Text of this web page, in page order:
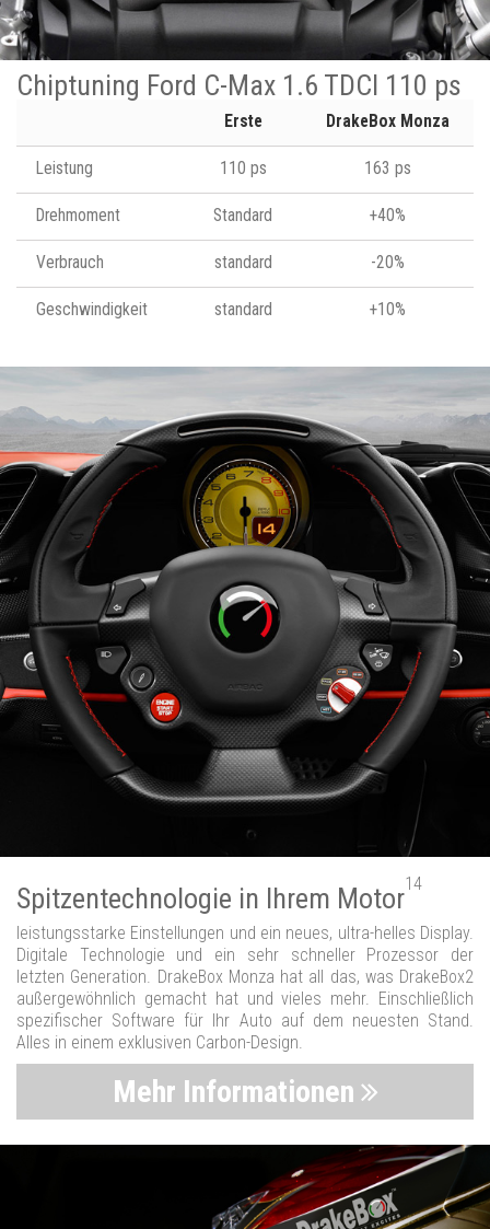
Chiptuning Ford C-Max 1.6 TDCI 110 ps
Erste DrakeBox Monza
Leistung 110 ps 163 ps
Drehmoment Standard +40%
Verbrauch standard -20%
Geschwindigkeit standard +10%
Spitzentechnologie in Ihrem Motor14
leistungsstarke Einstellungen und ein neues, ultra-helles Display.
Digitale Technologie und ein sehr schneller Prozessor der
letzten Generation. DrakeBox Monza hat all das, was DrakeBox2
außergewöhnlich gemacht hat und vieles mehr. Einschließlich
spezifischer Software für Ihr Auto auf dem neuesten Stand.
Alles in einem exklusiven Carbon-Design.
Mehr Informationen